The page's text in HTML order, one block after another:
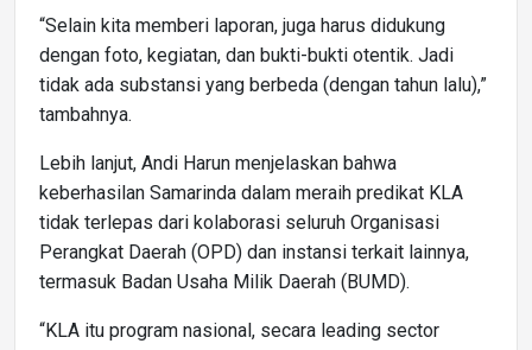
“Selain kita memberi laporan, juga harus didukung
dengan foto, kegiatan, dan bukti-bukti otentik. Jadi
tidak ada substansi yang berbeda (dengan tahun lalu),”
tambahnya.
Lebih lanjut, Andi Harun menjelaskan bahwa
keberhasilan Samarinda dalam meraih predikat KLA
tidak terlepas dari kolaborasi seluruh Organisasi
Perangkat Daerah (OPD) dan instansi terkait lainnya,
termasuk Badan Usaha Milik Daerah (BUMD).
“KLA itu program nasional, secara leading sector